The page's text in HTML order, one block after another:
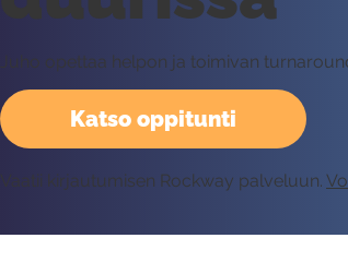
Katso oppitunti
Juho opettaa helpon ja toimivan
Vaatii kirjautumisen Rockway palveluun.